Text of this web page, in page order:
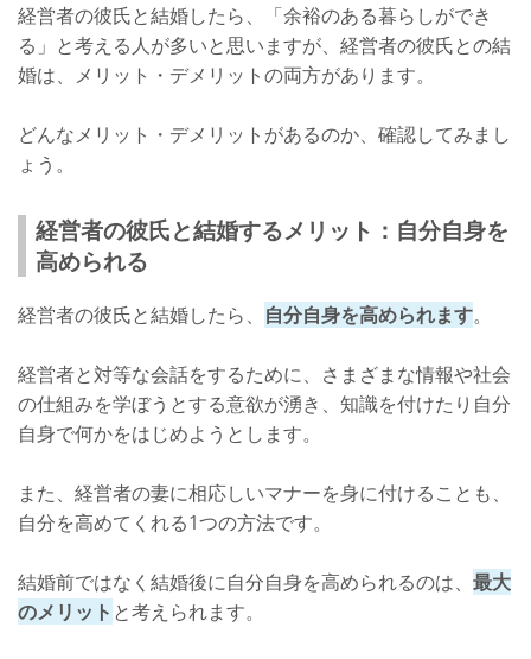
経営者の彼氏と結婚したら、「余裕のある暮らしができ
る」と考える人が多いと思いますが、経営者の彼氏との結
婚は、メリット・デメリットの両方があります。
どんなメリット・デメリットがあるのか、確認してみまし
ょう。
経営者の彼氏と結婚するメリット：自分自身を
高められる
経営者の彼氏と結婚したら、 自分自身を高められます。
経営者と対等な会話をするために、さまざまな情報や社会
の仕組みを学ぼうとする意欲が湧き、知識を付けたり自分
自身で何かをはじめようとします。
また、経営者の妻に相応しいマナーを身に付けることも、
自分を高めてくれる1つの方法です。
結婚前ではなく結婚後に自分自身を高められるのは、 最大
のメリット と考えられます。